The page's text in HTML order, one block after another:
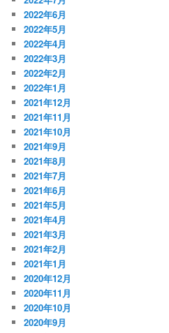
2022年6月
2022年5月
2022年4月
2022年3月
2022年2月
2022年1月
2021年12月
2021年11月
2021年10月
2021年9月
2021年8月
2021年7月
2021年6月
2021年5月
2021年4月
2021年3月
2021年2月
2021年1月
2020年12月
2020年11月
2020年10月
2020年9月